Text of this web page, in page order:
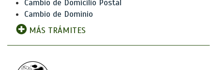
Cambio de Domicilio Postal
Cambio de Dominio
MÁS TRÁMITES